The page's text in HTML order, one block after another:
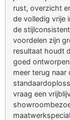
rust, overzicht
de volledig vrije
de
voordelen zijn
resultaat houdt
goed
meer terug naar
vraag een